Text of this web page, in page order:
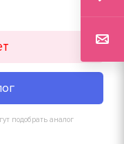
подобрать аналог